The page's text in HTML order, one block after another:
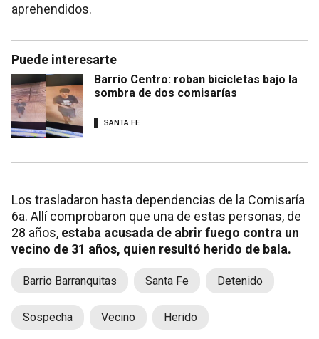
aprehendidos.
Puede interesarte
Barrio Centro: roban bicicletas bajo la
sombra de dos comisarías
SANTA FE
Los trasladaron hasta dependencias de la Comisaría
6a. Allí comprobaron que una de estas personas, de
28 años, estaba acusada de abrir fuego contra un
vecino de 31 años, quien resultó herido de bala.
Barrio Barranquitas Santa Fe Detenido
Sospecha Vecino Herido